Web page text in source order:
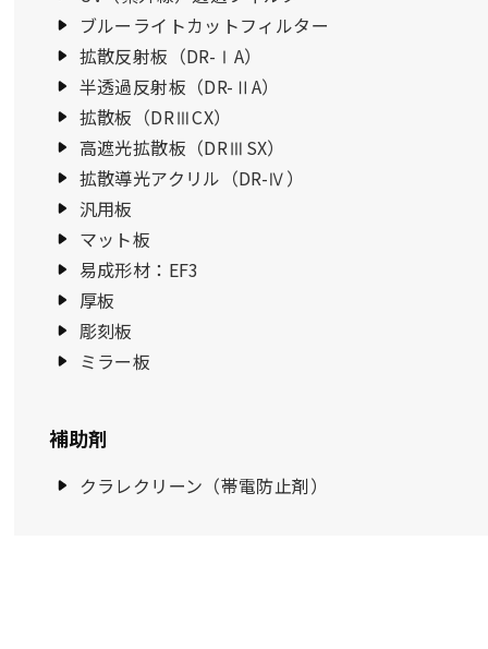
ブルーライトカットフィルター
拡散反射板（DR-ⅠA）
半透過反射板（DR-ⅡA）
拡散板（DRⅢCX）
高遮光拡散板（DRⅢSX）
拡散導光アクリル（DR-Ⅳ）
汎用板
マット板
易成形材：EF3
厚板
彫刻板
ミラー板
補助剤
クラレクリーン（帯電防止剤）